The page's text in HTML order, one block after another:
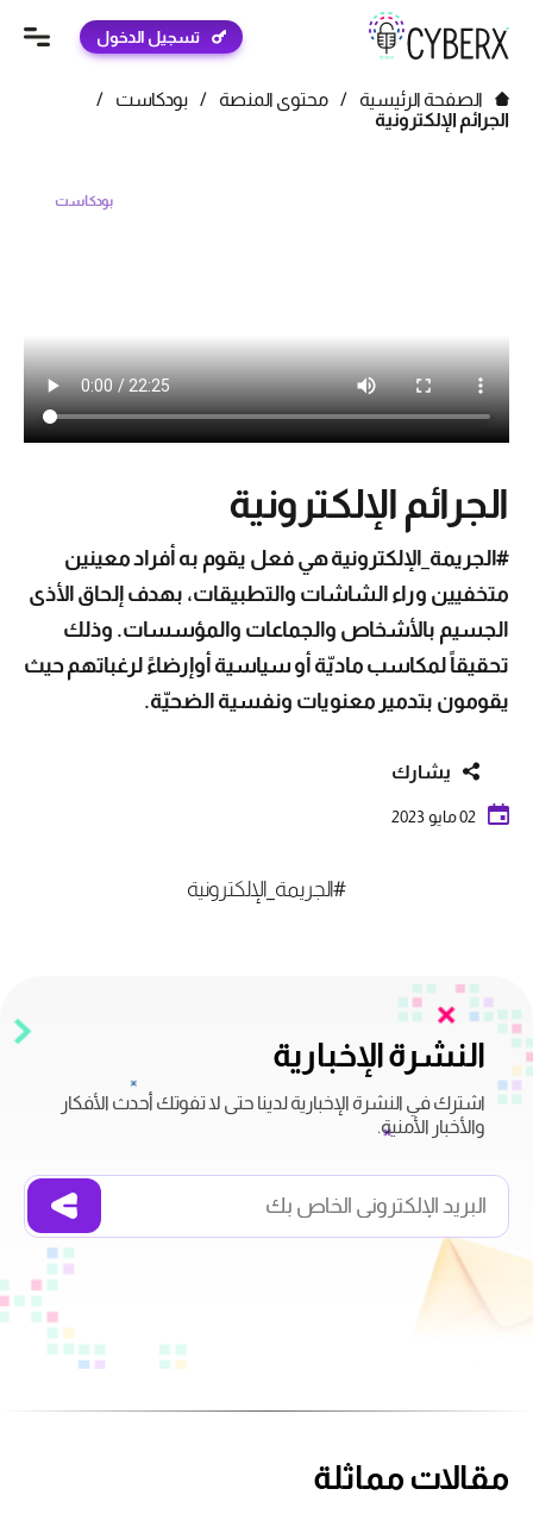
تسجيل الدخول
الصفحة الرئيسية / محتوى المنصة / بودكاست
/
الجرائم الإلكترونية
بودكاست
الجرائم الإلكترونية
#الجريمة_الإلكترونية هي فعل يقوم به أفراد معينين
متخفيين وراء الشاشات والتطبيقات، بهدف إلحاق الأذى
الجسيم بالأشخاص والجماعات والمؤسسات. وذلك
تحقيقاً لمكاسب ماديّة أو سياسية أوإرضاءً لرغباتهم حيث
يقومون بتدمير معنويات ونفسية الضحيّة.
يشارك
02 مايو 2023
#الجريمة_الإلكترونية
النشرة الإخبارية
اشترك في النشرة الإخبارية لدينا حتى لا تفوتك أحدث الأفكار
والأخبار الأمنية.
مقالات مماثلة